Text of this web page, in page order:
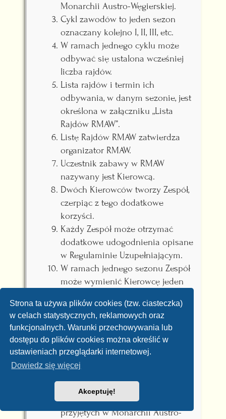
Strona ta używa plików cookies (tzw. ciasteczka)
w celach statystycznych, reklamowych oraz
funkcjonalnych. Warunki przechowywania lub
dostępu do plików cookies można określić w
ustawieniach przeglądarki internetowej.
Dowiedz się więcej
Akceptuję!
Monarchii Austro-Węgierskiej.
Cykl zawodów to jeden sezon
oznaczany kolejno I, II, III, etc.
W ramach jednego cyklu może
odbywać się ustalona wcześniej
liczba rajdów.
Lista rajdów i termin ich
odbywania, w danym sezonie, jest
określona w załączniku „Lista
Rajdów RMAW”.
Listę Rajdów RMAW zatwierdza
organizator RMAW.
Uczestnik zabawy w RMAW
nazywany jest Kierowcą.
Dwóch Kierowców tworzy Zespół,
czerpiąc z tego dodatkowe
korzyści.
Każdy Zespół może otrzymać
dodatkowe udogodnienia opisane
w Regulaminie Uzupełniającym.
W ramach jednego sezonu Zespół
może wymienić Kierowcę jeden
Kierowcy i Zespoły prezentują
swoje pojazdy w momencie
zgłoszenia do udziału w rajdach.
Możliwa jest korekta wyglądu
pojazdu raz na sezon.
Pojazd to automobil (wehikuł),
którego wygląd i możliwości
techniczne nie odbiega od czasów
przyjętych w Monarchii Austro-